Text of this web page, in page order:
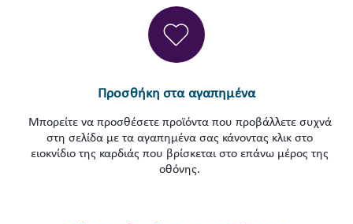
Προσθήκη στα αγαπημένα
Μπορείτε να προσθέσετε προϊόντα που προβάλλετε συχνά
στη σελίδα με τα αγαπημένα σας κάνοντας κλικ στο
ειοκνίδιο της καρδιάς που βρίσκεται στο επάνω μέρος της
οθόνης.